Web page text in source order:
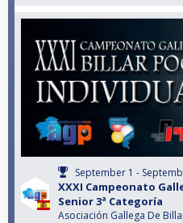
September 1 -
XXXI Campeonato
Senior 3ª Categoría
Asociación Gallega De